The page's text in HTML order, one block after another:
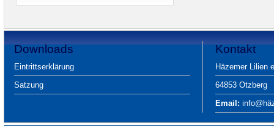
Downloads
Eintrittserklärung
Satzung
Kontakt
Häzemer Lilien
64853 Otzberg
Email: